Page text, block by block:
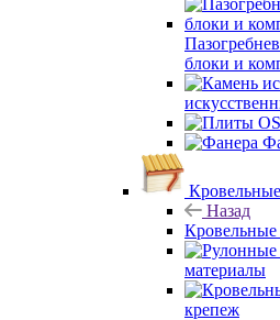
блоки и
Назад
Кровельные
материалы
крепеж